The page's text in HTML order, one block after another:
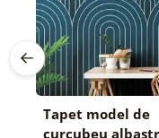
Tapet model de
curcubeu